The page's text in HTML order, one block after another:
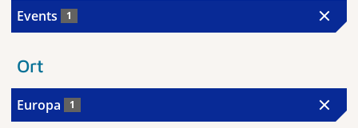
Events 1
Ort
Europa 1